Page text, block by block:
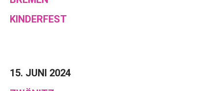
KINDERFEST
15. JUNI 2024